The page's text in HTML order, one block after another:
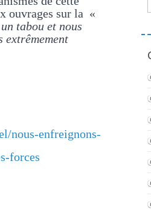
ouvrages sur la «
tabou et nous
extrêmement
nous-enfreignons-
forces